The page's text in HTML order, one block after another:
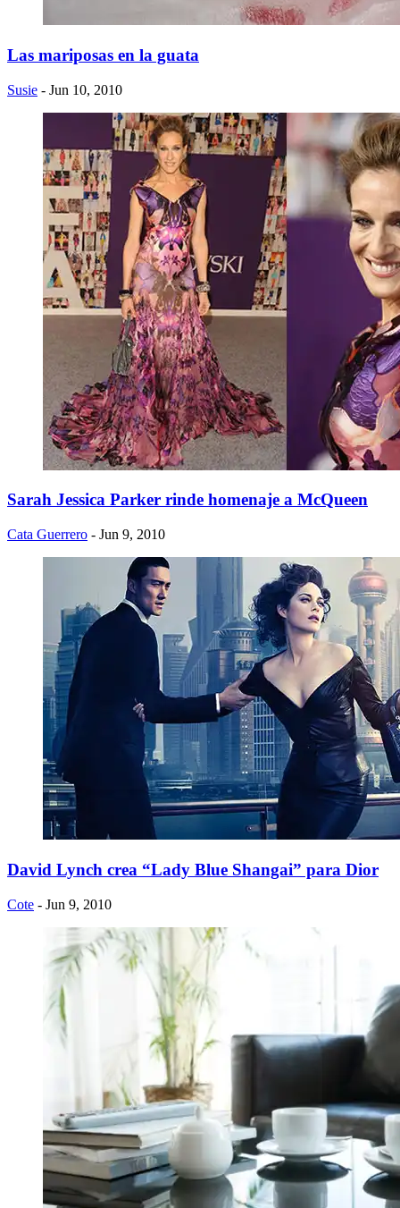
Las mariposas en la guata
Susie - Jun 10, 2010
Sarah Jessica Parker rinde homenaje a McQueen
Cata Guerrero - Jun 9, 2010
David Lynch crea “Lady Blue Shangai” para Dior
Cote - Jun 9, 2010